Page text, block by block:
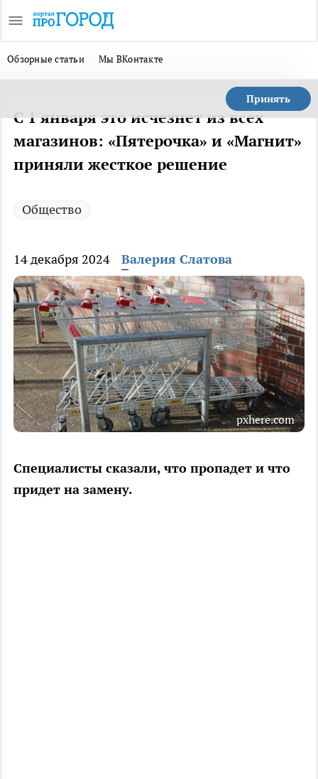
Обзорные статьи Мы ВКонтакте
Принять
С 1 января это исчезнет из всех
магазинов: «Пятерочка» и «Магнит»
приняли жесткое решение
Общество
14 декабря 2024 Валерия Слатова
pxhere.com
Специалисты сказали, что пропадет и что
придет на замену.